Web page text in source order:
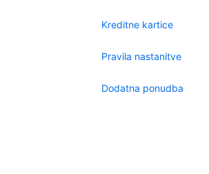
Kreditne kartice
Pravila nastanitve
Dodatna ponudba